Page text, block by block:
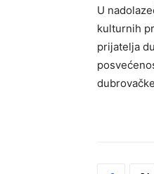
U
kulturnih
prijatelja